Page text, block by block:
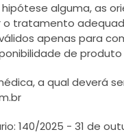
alguma, as
tratamento
apenas para
de
a qual deverá
140/2025 - 31 de